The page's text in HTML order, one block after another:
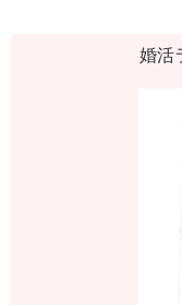
婚活